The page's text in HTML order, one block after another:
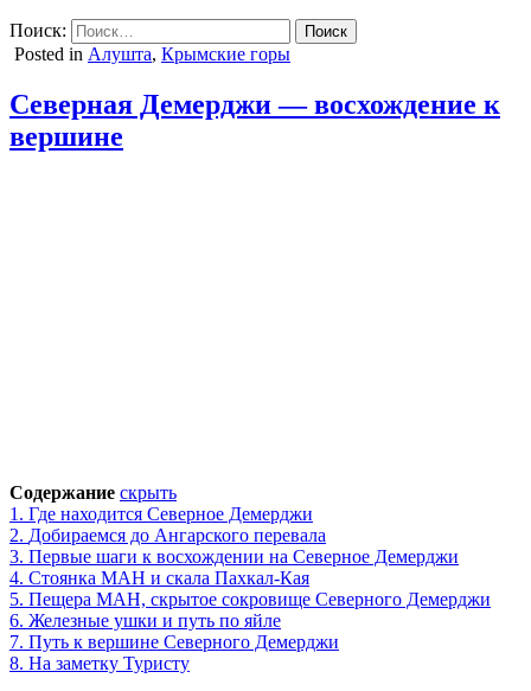
Поиск:
Posted in Алушта, Крымские горы
Северная Демерджи — восхождение к
вершине
Содержание скрыть
1. Где находится Северное Демерджи
2. Добираемся до Ангарского перевала
3. Первые шаги к восхождении на Северное Демерджи
4. Стоянка МАН и скала Пахкал-Кая
5. Пещера МАН, скрытое сокровище Северного Демерджи
6. Железные ушки и путь по яйле
7. Путь к вершине Северного Демерджи
8. На заметку Туристу